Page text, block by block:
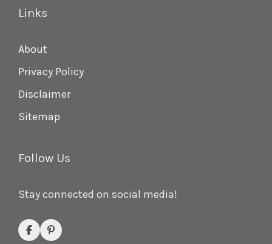
Links
About
Privacy Policy
Disclaimer
Sitemap
Follow Us
Stay connected on social media!